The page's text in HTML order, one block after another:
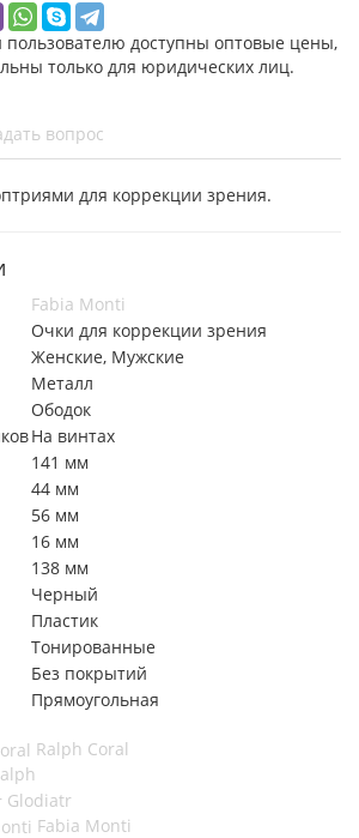
пользователю доступны оптовые цены,
только для юридических лиц.
вопрос
для коррекции зрения.
Fabia Monti
Очки для коррекции зрения
Женские, Мужские
Металл
Ободок
На винтах
141 мм
44 мм
56 мм
16 мм
138 мм
Черный
Пластик
Тонированные
Без покрытий
Прямоугольная
Ralph Coral
Glodiatr
Fabia Monti